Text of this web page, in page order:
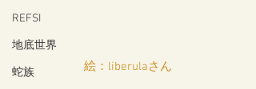
REFSI
地底世界
蛇族
絵：liberulaさん